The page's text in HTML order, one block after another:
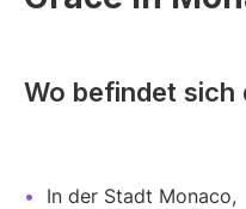
Wo befindet sich
In der Stadt Monaco,